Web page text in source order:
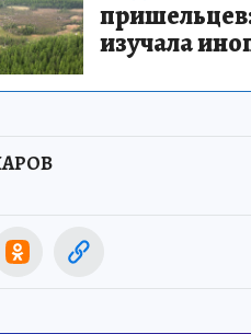
пришельцев:
изучала